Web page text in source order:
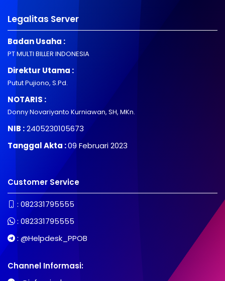
Legalitas Server
Badan Usaha :
PT MULTI BILLER INDONESIA
Direktur Utama :
Putut Pujiono, S.Pd.
NOTARIS :
Donny Novariyanto Kurniawan, SH, MKn.
NIB :2405230105673
Tanggal Akta :09 Februari 2023
Customer Service
: 082331795555
: 082331795555
: @Helpdesk_PPOB
Channel Informasi: